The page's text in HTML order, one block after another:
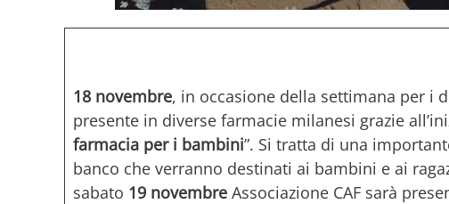
18 novembre, in occasione della settimana per i
presente in diverse farmacie milanesi grazie
farmacia per i bambini”. Si tratta di una
banco che verranno destinati ai bambini e ai
sabato 19 novembre Associazione CAF sarà